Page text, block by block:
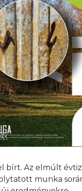
bírt. Az elmúlt
munka